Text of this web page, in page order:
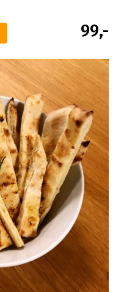
99,-